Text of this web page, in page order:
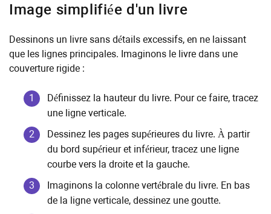
Image simplifiée d'un livre
Dessinons un livre sans détails excessifs, en ne laissant
que les lignes principales. Imaginons le livre dans une
couverture rigide :
Définissez la hauteur du livre. Pour ce faire, tracez
une ligne verticale.
Dessinez les pages supérieures du livre. À partir
du bord supérieur et inférieur, tracez une ligne
courbe vers la droite et la gauche.
Imaginons la colonne vertébrale du livre. En bas
de la ligne verticale, dessinez une goutte.